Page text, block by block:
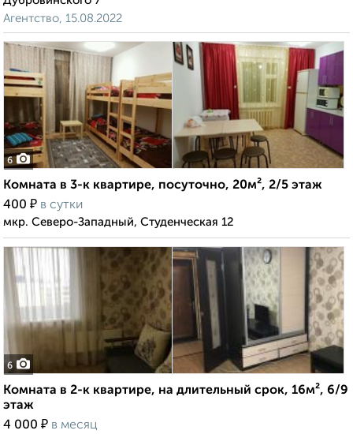
Агентство, 15.08.2022
6
Комната в 3-к квартире, посуточно, 20м², 2/5 этаж
400 ₽ в сутки
мкр. Северо-Западный, Студенческая 12
6
Комната в 2-к квартире, на длительный срок, 16м², 6/9
этаж
4 000 ₽ в месяц